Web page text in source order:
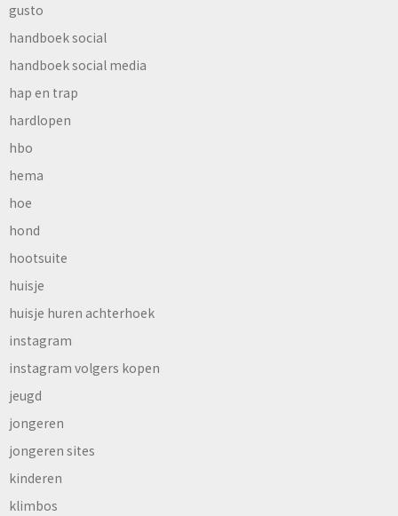
gusto
handboek social
handboek social media
hap en trap
hardlopen
hbo
hema
hoe
hond
hootsuite
huisje
huisje huren achterhoek
instagram
instagram volgers kopen
jeugd
jongeren
jongeren sites
kinderen
klimbos